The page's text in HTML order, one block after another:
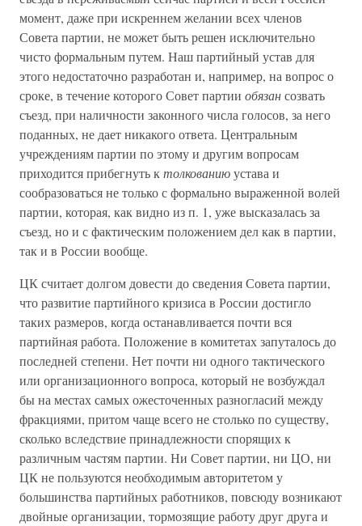
момент, даже при искреннем желании всех членов
Совета партии, не может быть решен исключительно
чисто формальным путем. Наш партийный устав для
этого недостаточно разработан и, например, на вопрос о
сроке, в течение которого Совет партии обязансозвать
съезд, при наличности законного числа голосов, за него
поданных, не дает никакого ответа. Центральным
учреждениям партии по этому и другим вопросам
приходится прибегнуть ктолкованиюустава и
сообразоваться не только с формально выраженной волей
партии, которая, как видно из п. 1, уже высказалась за
съезд, но и с фактическим положением дел как в партии,
так и в России вообще.
ЦК считает долгом довести до сведения Совета партии,
что развитие партийного кризиса в России достигло
таких размеров, когда останавливается почти вся
партийная работа. Положение в комитетах запуталось до
последней степени. Нет почти ни одного тактического
или организационного вопроса, который не возбуждал
бы на местах самых ожесточенных разногласий между
фракциями, притом чаще всего не столько по существу,
сколько вследствие принадлежности спорящих к
различным частям партии. Ни Совет партии, ни ЦО, ни
ЦК не пользуются необходимым авторитетом у
большинства партийных работников, повсюду возникают
двойные организации, тормозящие работу друг друга и